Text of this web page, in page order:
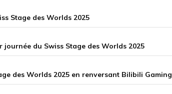
Stage des Worlds 2025
du Swiss Stage des Worlds 2025
des Worlds 2025 en renversant Bilibili Gaming